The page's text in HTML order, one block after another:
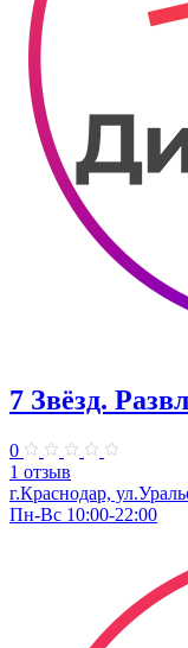
7 Звёзд.
0
1 отзыв
г.Краснодар,
Пн-Вс 10:00-22:00